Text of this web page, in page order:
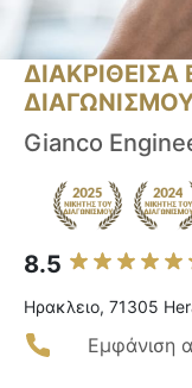
ΔΙΑΚΡΙΘΕΙΣΑ
ΔΙΑΓΩΝΙΣΜΟΥ
Gianco
8.5
Ηρακλειο, 71305
Εμφάνιση